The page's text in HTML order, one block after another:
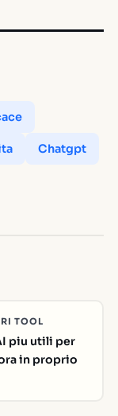
Chatgpt
TOOL
piu utili per
in proprio